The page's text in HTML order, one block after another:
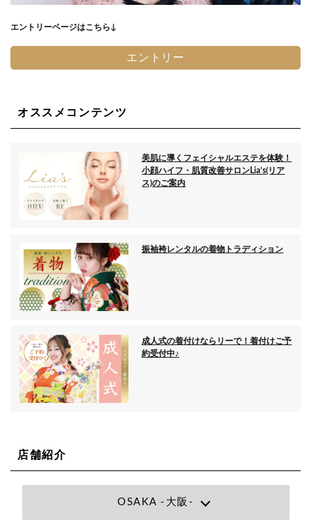
エントリーページはこちら↓
エントリー
オススメコンテンツ
美肌に導くフェイシャルエステを体験！
小顔ハイフ・肌質改善サロンLia’s(リア
ス)のご案内
振袖袴レンタルの着物トラディション
成人式の着付けならリーで！着付けご予
約受付中♪
店舗紹介
OSAKA -大阪-